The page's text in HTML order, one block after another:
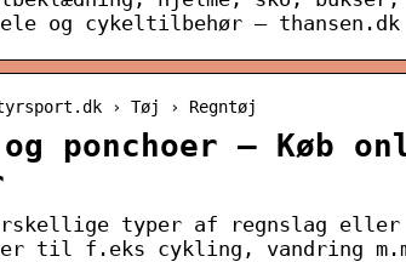
og cykeltilbehør – thansen.dk
› Tøj › Regntøj
og ponchoer – Køb
typer af regnslag
til f.eks cykling, vandring